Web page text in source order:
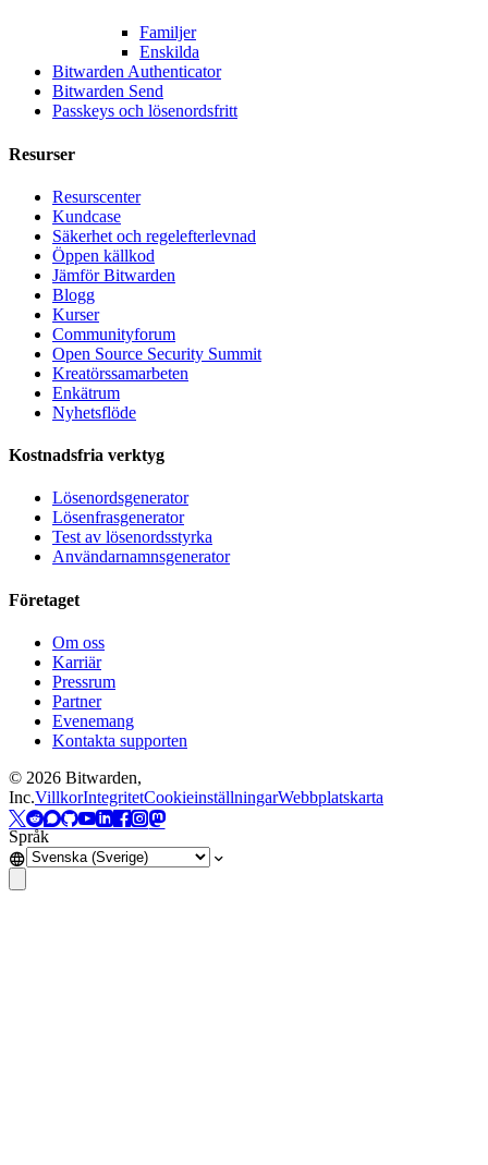
Familjer
Enskilda
Bitwarden Authenticator
Bitwarden Send
Passkeys och lösenordsfritt
Resurser
Resurscenter
Kundcase
Säkerhet och regelefterlevnad
Öppen källkod
Jämför Bitwarden
Blogg
Kurser
Communityforum
Open Source Security Summit
Kreatörssamarbeten
Enkätrum
Nyhetsflöde
Kostnadsfria verktyg
Lösenordsgenerator
Lösenfrasgenerator
Test av lösenordsstyrka
Användarnamnsgenerator
Företaget
Om oss
Karriär
Pressrum
Partner
Evenemang
Kontakta supporten
© 2026 Bitwarden,
Inc.VillkorIntegritetCookieinställningarWebbplatskarta
Språk